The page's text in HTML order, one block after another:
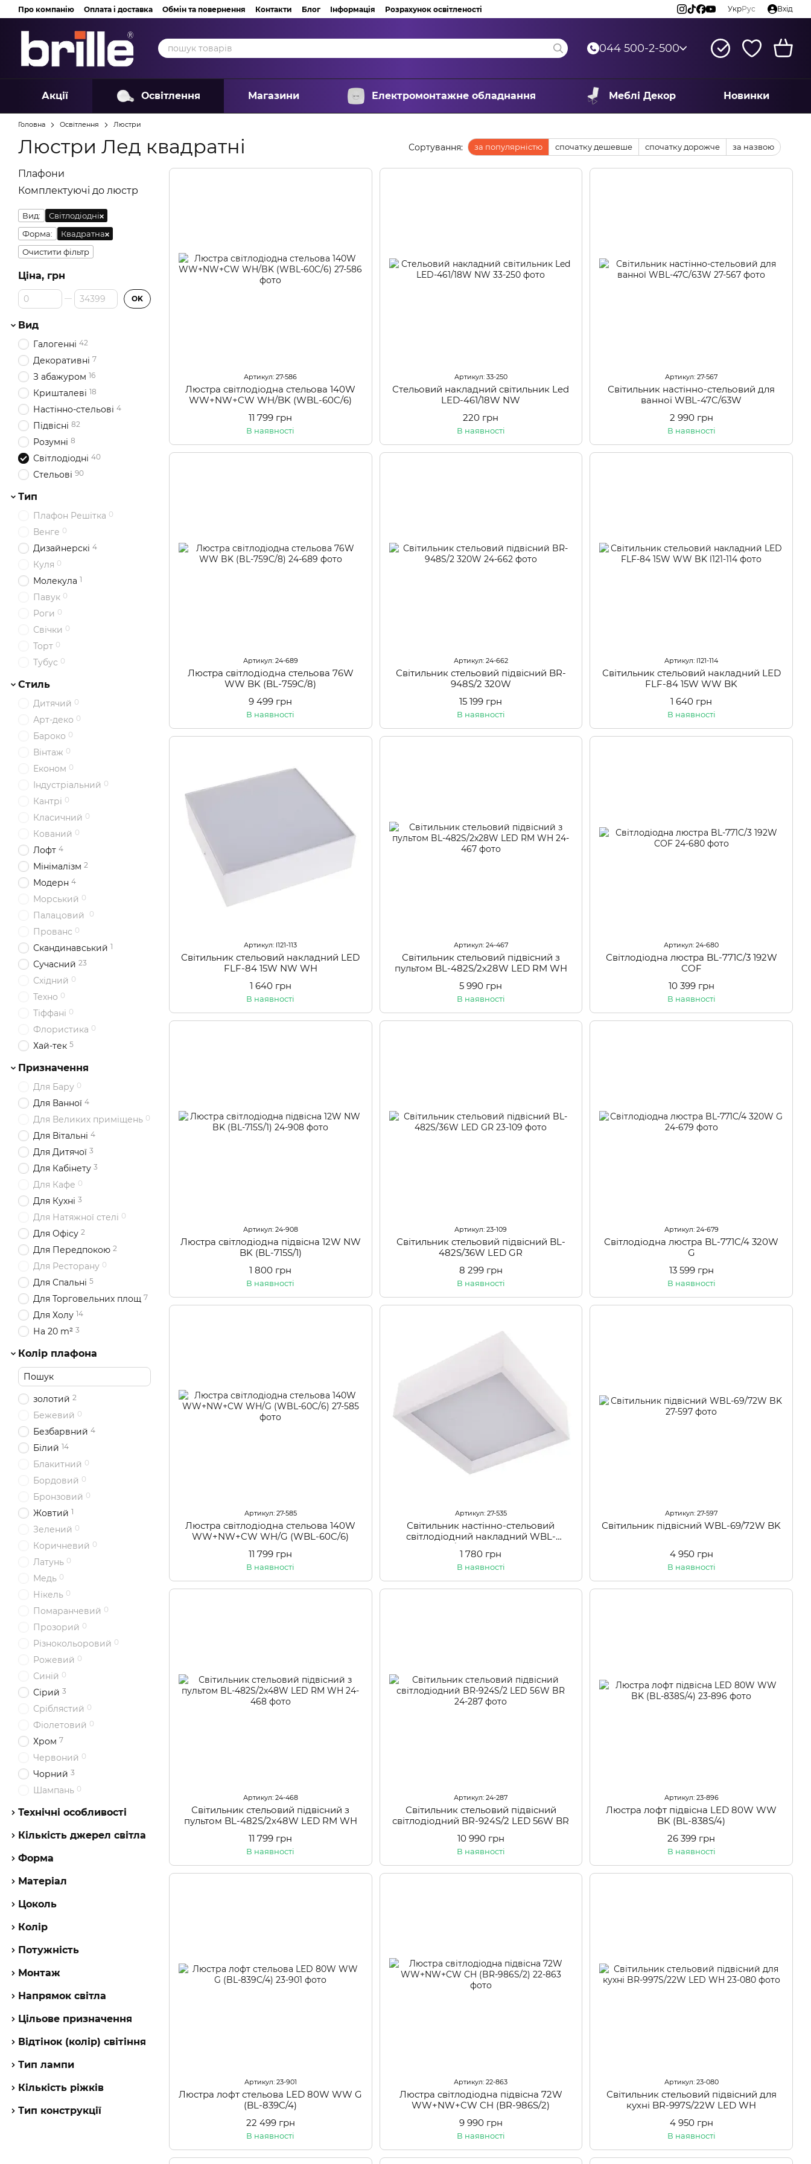
Перейти до основного контенту
Про компанію Оплата і доставка Обмін та повернення Контакти Блог Інформація Розрахунок освітленості УкрРус Вхід
044 500-2-500
Акції Освітлення Магазини Електромонтажне обладнання Меблі Декор Новинки
Головна Освітлення Люстри
Люстри Лед квадратні Сортування: за популярністю спочатку дешевше спочатку дорожче за назвою
Артикул: 27-586
Люстра світлодіодна стельова 140W
WW+NW+CW WH/BK (WBL-60C/6)
11 799 грн
В наявності
Артикул: 33-250
Стельовий накладний світильник Led
LED-461/18W NW
220 грн
В наявності
Артикул: 27-567
Світильник настінно-стельовий для
ванної WBL-47C/63W
2 990 грн
В наявності
Артикул: 24-689
Люстра світлодіодна стельова 76W
WW BK (BL-759C/8)
9 499 грн
В наявності
Артикул: 24-662
Світильник стельовий підвісний BR-
948S/2 320W
15 199 грн
В наявності
Артикул: l121-114
Світильник стельовий накладний LED
FLF-84 15W WW BK
1 640 грн
В наявності
Артикул: l121-113
Світильник стельовий накладний LED
FLF-84 15W NW WH
1 640 грн
В наявності
Артикул: 24-467
Світильник стельовий підвісний з
пультом BL-482S/2x28W LED RM WH
5 990 грн
В наявності
Артикул: 24-680
Світлодіодна люстра BL-771C/3 192W
COF
10 399 грн
В наявності
Артикул: 24-908
Люстра світлодіодна підвісна 12W NW
BK (BL-715S/1)
1 800 грн
В наявності
Артикул: 23-109
Світильник стельовий підвісний BL-
482S/36W LED GR
8 299 грн
В наявності
Артикул: 24-679
Світлодіодна люстра BL-771C/4 320W
G
13 599 грн
В наявності
Артикул: 27-585
Люстра світлодіодна стельова 140W
WW+NW+CW WH/G (WBL-60C/6)
11 799 грн
В наявності
Артикул: 27-535
Світильник настінно-стельовий
світлодіодний накладний WBL-
1 780 грн
В наявності
Артикул: 27-597
Світильник підвісний WBL-69/72W BK
4 950 грн
В наявності
Артикул: 24-468
Світильник стельовий підвісний з
пультом BL-482S/2x48W LED RM WH
11 799 грн
В наявності
Артикул: 24-287
Світильник стельовий підвісний
світлодіодний BR-924S/2 LED 56W BR
10 990 грн
В наявності
Артикул: 23-896
Люстра лофт підвісна LED 80W WW
BK (BL-838S/4)
26 399 грн
В наявності
Артикул: 23-901
Люстра лофт стельова LED 80W WW G
(BL-839C/4)
22 499 грн
В наявності
Артикул: 22-863
Люстра світлодіодна підвісна 72W
WW+NW+CW CH (BR-986S/2)
9 990 грн
В наявності
Артикул: 23-080
Світильник стельовий підвісний для
кухні BR-997S/22W LED WH
4 950 грн
В наявності
Плафони
Комплектуючі до люстр
Вид:
Світлодіодні
Форма:
Квадратна
Очистити фільтр
Ціна, грн
Від Ціна, грн
До Ціна, грн OK
Вид
Галогенні 42
Декоративні 7
З абажуром 16
Кришталеві 18
Настінно-стельові 4
Підвісні 82
Розумні 8
Світлодіодні 40
Стельові 90
Тип
Плафон Решітка 0
Венге 0
Дизайнерскі 4
Куля 0
Молекула 1
Павук 0
Роги 0
Свічки 0
Торт 0
Тубус 0
Стиль
Дитячий 0
Арт-деко 0
Бароко 0
Вінтаж 0
Економ 0
Індустріальний 0
Кантрі 0
Класичний 0
Кований 0
Лофт 4
Мінімалізм 2
Модерн 4
Морський 0
Палацовий 0
Прованс 0
Скандинавський 1
Сучасний 23
Східний 0
Техно 0
Тіффані 0
Флористика 0
Хай-тек 5
Призначення
Для Бару 0
Для Ванної 4
Для Великих приміщень 0
Для Вітальні 4
Для Дитячої 3
Для Кабінету 3
Для Кафе 0
Для Кухні 3
Для Натяжної стелі 0
Для Офісу 2
Для Передпокою 2
Для Ресторану 0
Для Спальні 5
Для Торговельних площ 7
Для Холу 14
На 20 m² 3
Колір плафона
золотий 2
Бежевий 0
Безбарвний 4
Білий 14
Блакитний 0
Бордовий 0
Бронзовий 0
Жовтий 1
Зелений 0
Коричневий 0
Латунь 0
Медь 0
Нікель 0
Помаранчевий 0
Прозорий 0
Різнокольоровий 0
Рожевий 0
Синій 0
Сірий 3
Сріблястий 0
Фіолетовий 0
Хром 7
Червоний 0
Чорний 3
Шампань 0
Технічні особливості
Кількість джерел світла
Форма
Матеріал
Цоколь
Колір
Потужність
Монтаж
Напрямок світла
Цільове призначення
Відтінок (колір) світіння
Тип лампи
Кількість ріжків
Тип конструкції